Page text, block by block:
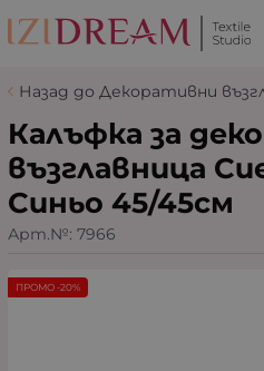
Назад до Декоративни
Калъфка за
възглавница
Синьо 45/45см
Арт.№: 7966
ПРОМО -20%